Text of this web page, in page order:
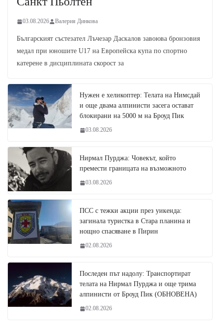
03.08.2026 Валерия Динкова
Българският състезател Лъчезар Даскалов завоюва бронзовия
медал при юношите U17 на Европейска купа по спортно
катерене в дисциплината скорост за
Нужен е хеликоптер: Телата на Нимсдай
и още двама алпинисти засега остават
блокирани на 5000 м на Броуд Пик
03.08.2026
Нирмал Пурджа: Човекът, който
премести границата на възможното
03.08.2026
ПСС с тежки акции през уикенда:
загинала туристка в Стара планина и
нощно спасяване в Пирин
02.08.2026
Последен път надолу: Транспортират
телата на Нирмал Пурджа и още трима
алпинисти от Броуд Пик (ОБНОВЕНА)
02.08.2026